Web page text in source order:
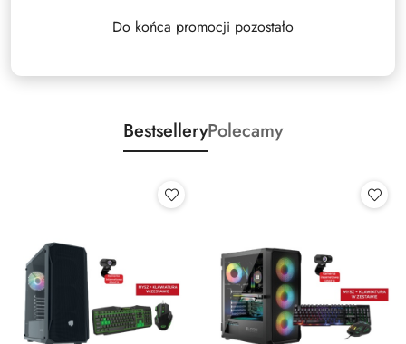
Do końca promocji pozostało
BestselleryPolecamy